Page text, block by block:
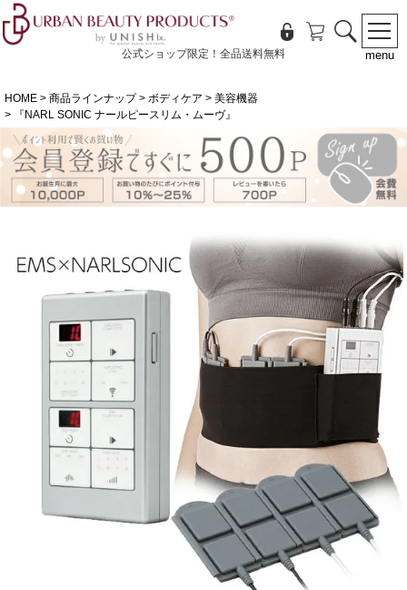
menu
公式ショップ限定！全品送料無料
HOME 商品ラインナップ ボディケア
美容機器
『NARL SONIC ナールピースリム・ムーヴ』